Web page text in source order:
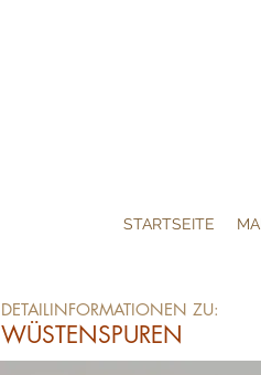
STARTSEITE
DETAILINFORMATIONEN ZU:
WÜSTENSPUREN